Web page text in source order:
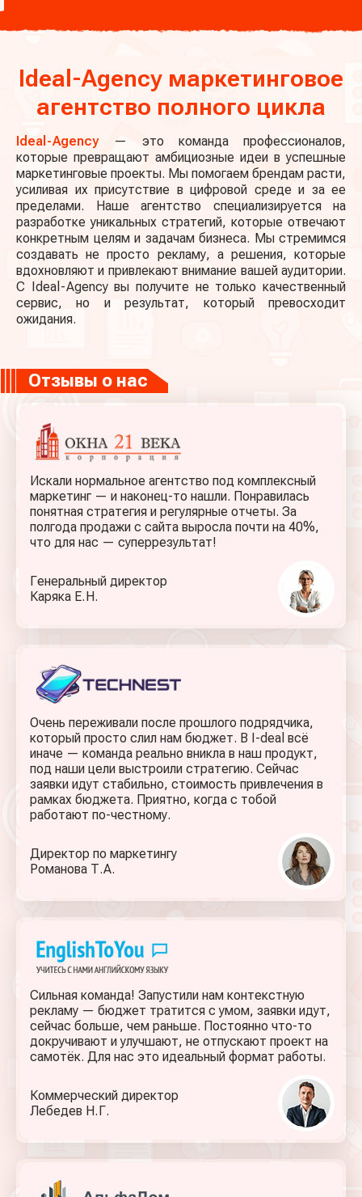
Ideal - Agency маркетинговое
агентство полного цикла
Ideal - Agency— это команда профессионалов,
которые превращают амбициозные идеи в успешные
маркетинговые проекты. Мы помогаем брендам расти,
усиливая их присутствие в цифровой среде и за ее
пределами. Наше агентство специализируется на
разработке уникальных стратегий, которые отвечают
конкретным целям и задачам бизнеса. Мы стремимся
создавать не просто рекламу, а решения, которые
вдохновляют и привлекают внимание вашей аудитории.
С Ideal - Agency вы получите не только качественный
сервис, но и результат, который превосходит
ожидания.
Отзывы о нас
Искали нормальное агентство под комплексный
маркетинг — и наконец-то нашли. Понравилась
понятная стратегия и регулярные отчеты. За
полгода продажи с сайта выросла почти на 40%,
что для нас — суперрезультат!
Генеральный директор
Каряка Е. Н.
Очень переживали после прошлого подрядчика,
который просто слил нам бюджет. В I-deal всё
иначе — команда реально вникла в наш продукт,
под наши цели выстроили стратегию. Сейчас
заявки идут стабильно, стоимость привлечения в
рамках бюджета. Приятно, когда с тобой
работают по-честному.
Директор по маркетингу
Романова Т. А.
Сильная команда! Запустили нам контекстную
рекламу — бюджет тратится с умом, заявки идут,
сейчас больше, чем раньше. Постоянно что-то
докручивают и улучшают, не отпускают проект на
самотёк. Для нас это идеальный формат работы.
Коммерческий директор
Лебедев Н. Г.